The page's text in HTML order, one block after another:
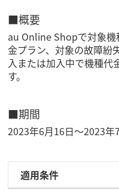
■概要
au Online Shopで対象機
金プラン、対象の故障紛
入または加入中で機種代
す。
■期間
2023年6月16日～2023年
適用条件